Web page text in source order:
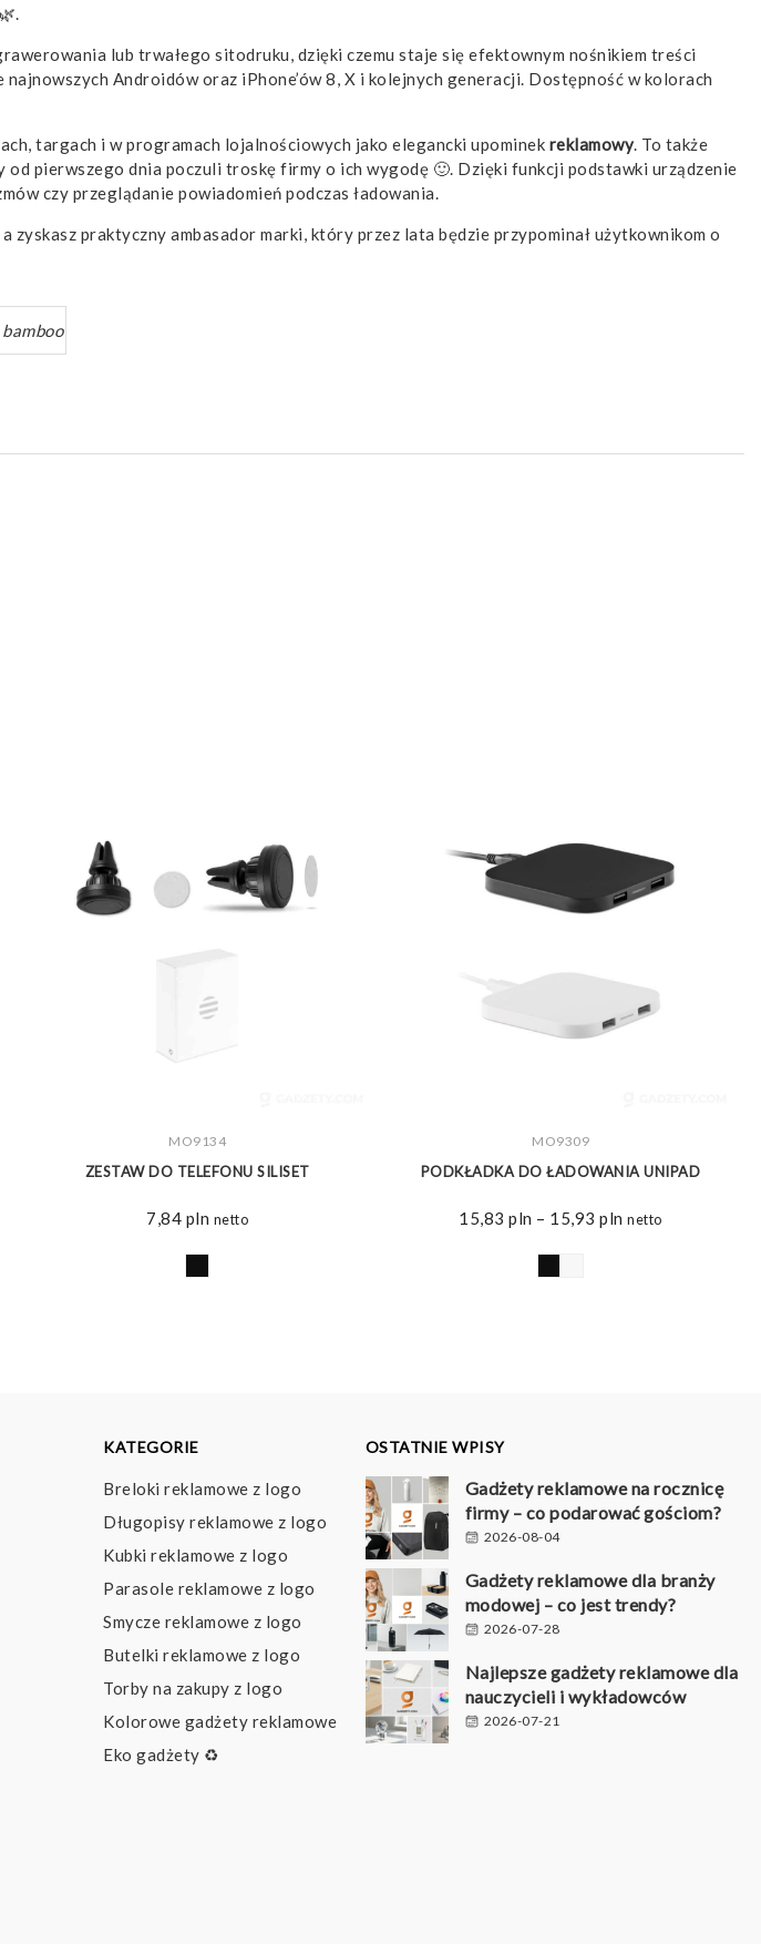
lub trwałego sitodruku, dzięki czemu staje się efektownym nośnikiem treści
Androidów oraz iPhone’ów 8, X i kolejnych generacji. Dostępność w kolorach
targach i w programach lojalnościowych jako elegancki upominek reklamowy. To także
pierwszego dnia poczuli troskę firmy o ich wygodę 🙂. Dzięki funkcji podstawki urządzenie
czy przeglądanie powiadomień podczas ładowania.
, a zyskasz praktyczny ambasador marki, który przez lata będzie przypominał użytkownikom o
bamboo
ZOBACZ WIĘCEJ
MO9134
ZESTAW DO TELEFONU SILISET
7,84 pln netto
ZOBACZ WIĘCEJ
MO9309
PODKŁADKA DO ŁADOWANIA UNIPAD
15,83pln – 15,93pln Zakres
netto
KATEGORIE
Breloki reklamowe z logo
Długopisy reklamowe z logo
Kubki reklamowe z logo
Parasole reklamowe z logo
Smycze reklamowe z logo
Butelki reklamowe z logo
Torby na zakupy z logo
Kolorowe gadżety reklamowe
Eko gadżety ♻️
OSTATNIE WPISY
Gadżety reklamowe na rocznicę
firmy – co podarować gościom?
2026-08-04
Gadżety reklamowe dla branży
modowej – co jest trendy?
2026-07-28
Najlepsze gadżety reklamowe dla
nauczycieli i wykładowców
2026-07-21